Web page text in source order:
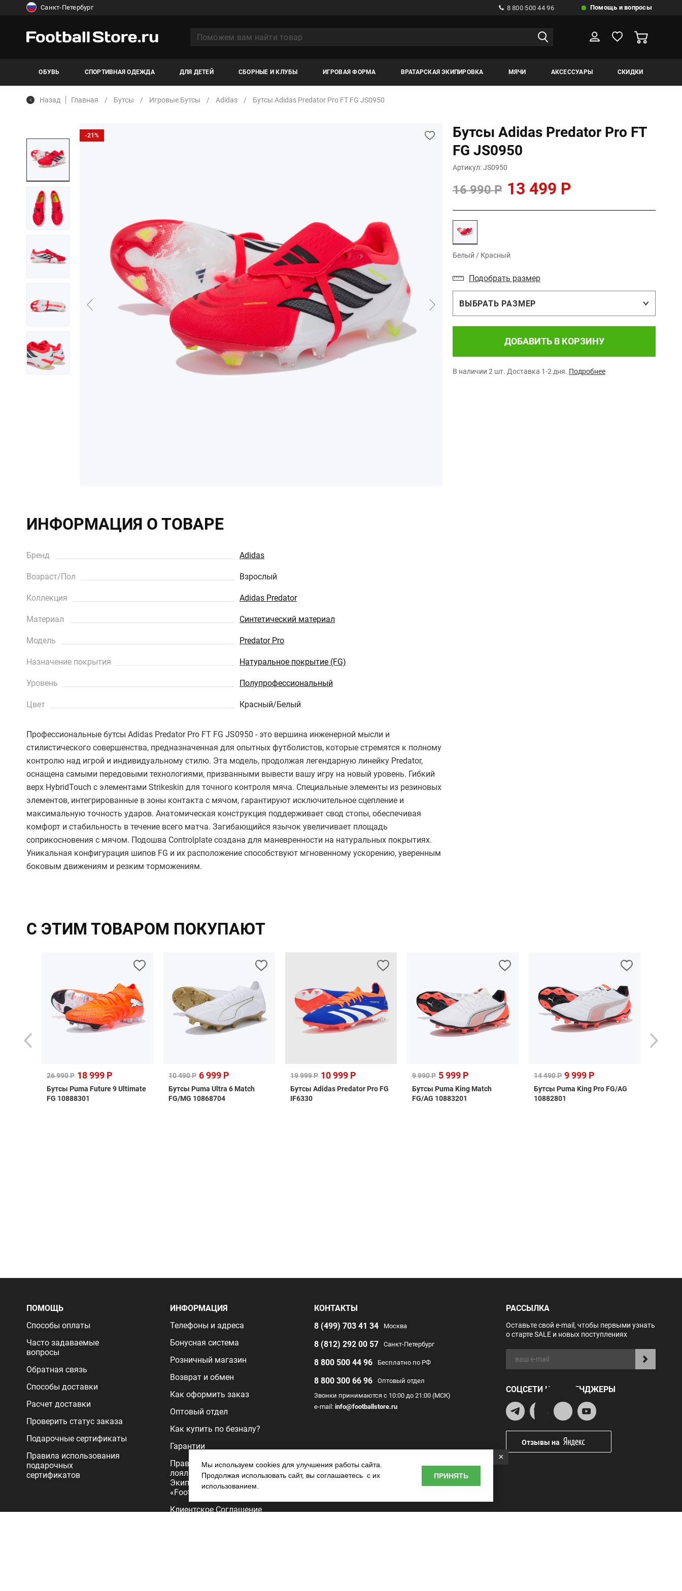
Санкт-Петербург 8 800 500 44 96 Помощь и вопросы
ОБУВЬ СПОРТИВНАЯ ОДЕЖДА ДЛЯ ДЕТЕЙ СБОРНЫЕ И КЛУБЫ ИГРОВАЯ ФОРМА ВРАТАРСКАЯ ЭКИПИРОВКА МЯЧИ АКСЕССУАРЫ СКИДКИ
Назад Главная Бутсы Игровые Бутсы Adidas Бутсы Adidas Predator Pro FT FG JS0950
-21%
Бутсы Adidas Predator Pro FT
FG JS0950
Артикул: JS0950
16 990 Р 13 499 Р
Белый / Красный
Подобрать размер
ВЫБРАТЬ РАЗМЕР
ДОБАВИТЬ В КОРЗИНУ
В наличии 2 шт. Доставка 1-2 дня. Подробнее
ИНФОРМАЦИЯ О ТОВАРЕ
Бренд Adidas
Возраст/Пол Взрослый
Коллекция Adidas Predator
Материал Синтетический материал
Модель Predator Pro
Назначение покрытия Натуральное покрытие (FG)
Уровень Полупрофессиональный
Цвет Красный/Белый
Профессиональные бутсы Adidas Predator Pro FT FG JS0950 - это вершина инженерной мысли и
стилистического совершенства, предназначенная для опытных футболистов, которые стремятся к полному
контролю над игрой и индивидуальному стилю. Эта модель, продолжая легендарную линейку Predator,
оснащена самыми передовыми технологиями, призванными вывести вашу игру на новый уровень. Гибкий
верх HybridTouch с элементами Strikeskin для точного контроля мяча. Специальные элементы из резиновых
элементов, интегрированные в зоны контакта с мячом, гарантируют исключительное сцепление и
максимальную точность ударов. Анатомическая конструкция поддерживает свод стопы, обеспечивая
комфорт и стабильность в течение всего матча. Загибающийся язычок увеличивает площадь
соприкосновения с мячом. Подошва Controlplate создана для маневренности на натуральных покрытиях.
Уникальная конфигурация шипов FG и их расположение способствуют мгновенному ускорению, уверенным
боковым движениям и резким торможениям.
С ЭТИМ ТОВАРОМ ПОКУПАЮТ
26 990 Р 18 999 Р
Бутсы Puma Future 9 Ultimate
FG 10888301
10 490 Р 6 999 Р
Бутсы Puma Ultra 6 Match
FG/MG 10868704
19 999 Р 10 999 Р
Бутсы Adidas Predator Pro FG
IF6330
9 990 Р 5 999 Р
Бутсы Puma King Match
FG/AG 10883201
14 490 Р 9 999 Р
Бутсы Puma King Pro FG/AG
10882801
ПОМОЩЬ
Способы оплаты
Часто задаваемые
вопросы
Обратная связь
Способы доставки
Расчет доставки
Проверить статус заказа
Подарочные сертификаты
Правила использования
подарочных
сертификатов
ИНФОРМАЦИЯ
Телефоны и адреса
Бонусная система
Розничный магазин
Возврат и обмен
Как оформить заказ
Оптовый отдел
Как купить по безналу?
Гарантии
Правила программы
лояльности
Экипировочного центра
«FootballStore»
Клиентское Соглашение
КОНТАКТЫ
8 (499) 703 41 34
Москва
8 (812) 292 00 57 Санкт-Петербург
8 800 500 44 96 Бесплатно по РФ
8 800 300 66 96
Оптовый отдел
Звонки принимаются с 10:00 до 21:00 (МСК)
e-mail: info@footballstore.ru
РАССЫЛКА
Оставьте свой e-mail, чтобы первыми узнать
о старте SALE и новых поступлениях
СОЦСЕТИ И МЕССЕНДЖЕРЫ
Отзывы на
×
Мы используем cookies для улучшения работы сайта.
Продолжая использовать сайт, вы соглашаетесь с их
использованием.
ПРИНЯТЬ